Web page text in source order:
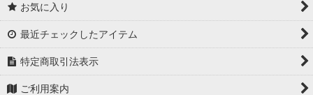
お気に入り
最近チェックしたアイテム
特定商取引法表示
ご利用案内